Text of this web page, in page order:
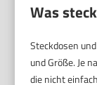
Was
Steckdosen
und Größe. Je
die nicht